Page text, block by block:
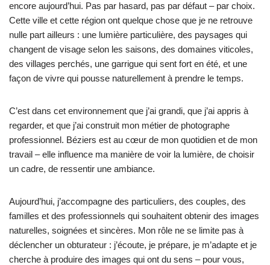
encore aujourd’hui. Pas par hasard, pas par défaut – par choix.
Cette ville et cette région ont quelque chose que je ne retrouve
nulle part ailleurs : une lumière particulière, des paysages qui
changent de visage selon les saisons, des domaines viticoles,
des villages perchés, une garrigue qui sent fort en été, et une
façon de vivre qui pousse naturellement à prendre le temps.
C’est dans cet environnement que j’ai grandi, que j’ai appris à
regarder, et que j’ai construit mon métier de photographe
professionnel. Béziers est au cœur de mon quotidien et de mon
travail – elle influence ma manière de voir la lumière, de choisir
un cadre, de ressentir une ambiance.
Aujourd’hui, j’accompagne des particuliers, des couples, des
familles et des professionnels qui souhaitent obtenir des images
naturelles, soignées et sincères. Mon rôle ne se limite pas à
déclencher un obturateur : j’écoute, je prépare, je m’adapte et je
cherche à produire des images qui ont du sens – pour vous,